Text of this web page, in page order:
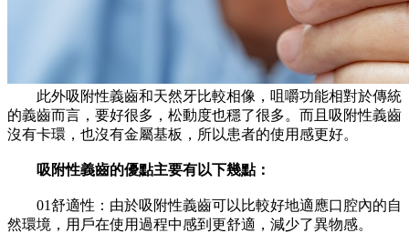
此外吸附性義齒和天然牙比較相像，咀嚼功能相對於傳統
的義齒而言，要好很多，松動度也穩了很多。而且吸附性義齒
沒有卡環，也沒有金屬基板，所以患者的使用感更好。
吸附性義齒的優點主要有以下幾點：
01舒適性：由於吸附性義齒可以比較好地適應口腔內的自
然環境，用戶在使用過程中感到更舒適，減少了異物感。